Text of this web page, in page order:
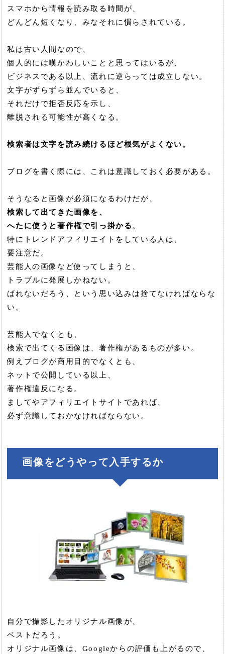
スマホから情報を読み取る時間が、
どんどん短くなり、みなそれに慣らされている。
私は古い人間なので、
個人的には嘆かわしいことと思ってはいるが、
ビジネスである以上、流れに逆らっては成立しない。
文字がずらずら並んでいると、
それだけで拒否反応を示し、
離脱される可能性が高くなる。
検索者は文字を読み続けるほど根気がよくない。
ブログを書く際には、これは意識しておく必要がある。
そうなると画像が必須になるわけだが、
検索して出てきた画像を、
へたに使うと著作権で引っ掛かる。
特にトレンドアフィリエイトをしている人は、
要注意だ。
芸能人の画像など使ってしまうと、
トラブルに発展しかねない。
ばれないだろう、という思い込みは捨てなければならな
い。
芸能人でなくとも、
検索で出てくる画像は、著作権があるものが多い。
例えブログが商用目的でなくとも、
ネットで公開している以上、
著作権違反になる。
ましてやアフィリエイトサイトであれば、
必ず意識しておかなければならない。
画像をどうやって入手するか
自分で撮影したオリジナル画像が、
ベストだろう。
オリジナル画像は、Googleからの評価も上がるので、